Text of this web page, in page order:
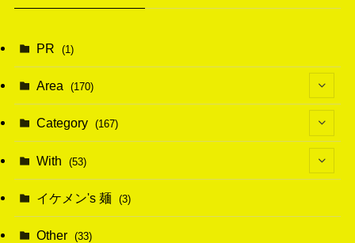
PR (1)
Area (170)
(1)
Category (167)
(114)
With (53)
(15)
(43)
イケメン's 麺 (3)
Other (33)